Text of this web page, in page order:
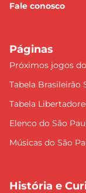
Fale conosco
Páginas
Próximos jogos
Tabela Brasileirão
Tabela
Elenco do São
Músicas do São
História e